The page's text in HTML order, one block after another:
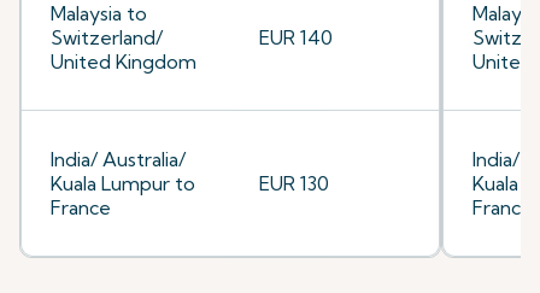
Malaysia to
Switzerland/
United Kingdom
EUR 140
India/ Australia/
Kuala Lumpur to
France
EUR 130
United
India/
Kuala
France